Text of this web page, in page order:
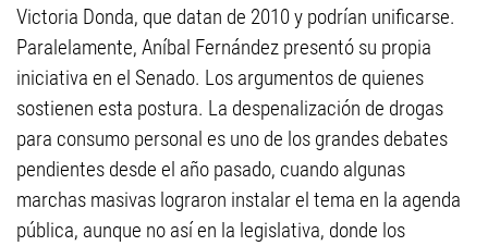
Victoria Donda, que datan de 2010 y podrían unificarse.
Paralelamente, Aníbal Fernández presentó su propia
iniciativa en el Senado. Los argumentos de quienes
sostienen esta postura. La despenalización de drogas
para consumo personal es uno de los grandes debates
pendientes desde el año pasado, cuando algunas
marchas masivas lograron instalar el tema en la agenda
pública, aunque no así en la legislativa, donde los